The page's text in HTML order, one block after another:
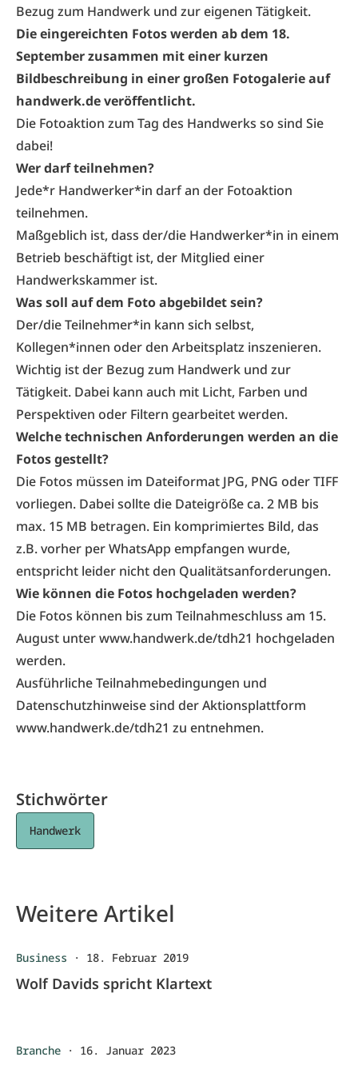
Bezug zum Handwerk und zur eigenen Tätigkeit.
Die eingereichten Fotos werden ab dem 18.
September zusammen mit einer kurzen
Bildbeschreibung in einer großen Fotogalerie auf
handwerk.de veröffentlicht.
Die Fotoaktion zum Tag des Handwerks so sind Sie
dabei!
Wer darf teilnehmen?
Jede*r Handwerker*in darf an der Fotoaktion
teilnehmen.
Maßgeblich ist, dass der/die Handwerker*in in einem
Betrieb beschäftigt ist, der Mitglied einer
Handwerkskammer ist.
Was soll auf dem Foto abgebildet sein?
Der/die Teilnehmer*in kann sich selbst,
Kollegen*innen oder den Arbeitsplatz inszenieren.
Wichtig ist der Bezug zum Handwerk und zur
Tätigkeit. Dabei kann auch mit Licht, Farben und
Perspektiven oder Filtern gearbeitet werden.
Welche technischen Anforderungen werden an die
Fotos gestellt?
Die Fotos müssen im Dateiformat JPG, PNG oder TIFF
vorliegen. Dabei sollte die Dateigröße ca. 2 MB bis
max. 15 MB betragen. Ein komprimiertes Bild, das
z.B. vorher per WhatsApp empfangen wurde,
entspricht leider nicht den Qualitätsanforderungen.
Wie können die Fotos hochgeladen werden?
Die Fotos können bis zum Teilnahmeschluss am 15.
August unterwww.handwerk.de/tdh21 hochgeladen
werden.
Ausführliche Teilnahmebedingungen und
Datenschutzhinweise sind der Aktionsplattform
www.handwerk.de/tdh21 zu entnehmen.
Stichwörter
Handwerk
Weitere Artikel
Business · 18. Februar 2019
Wolf Davids spricht Klartext
Branche · 16. Januar 2023